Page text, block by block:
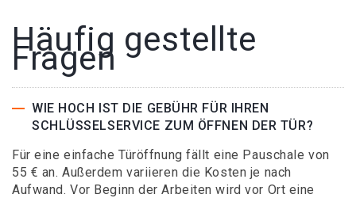
Häufig gestellte
Fragen
WIE HOCH IST DIE GEBÜHR FÜR IHREN
SCHLÜSSELSERVICE ZUM ÖFFNEN DER TÜR?
Für eine einfache Türöffnung fällt eine Pauschale von
55 € an. Außerdem variieren die Kosten je nach
Aufwand. Vor Beginn der Arbeiten wird vor Ort eine